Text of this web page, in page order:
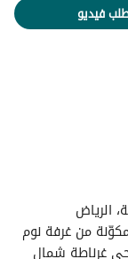
فيديو
الرياض